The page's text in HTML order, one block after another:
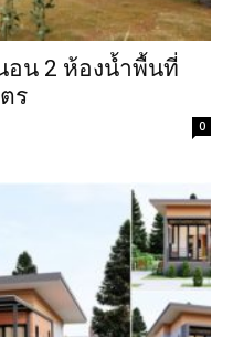
อน 2 ห้องน้ำพื้นที่
ร
0